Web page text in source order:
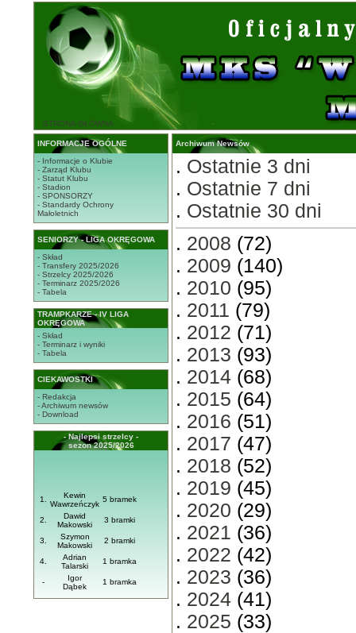
STRONA GŁÓWNA
INFORMACJE OGÓLNE
- Informacje o Klubie
- Zarząd Klubu
- Statut Klubu
- Stadion
- SPONSORZY
- Standardy Ochrony
Małoletnich
SENIORZY - LIGA OKRĘGOWA
- Skład
- Transfery 2025/2026
- Strzelcy 2025/2026
- Terminarz 2025/2026
- Tabela
TRAMPKARZE - IV LIGA
OKRĘGOWA
- Skład
- Terminarz i wyniki
- Tabela
CIEKAWOSTKI
- Redakcja
- Archiwum newsów
- Download
- Najlepsi strzelcy -
sezon 2025/2026
1.
Kewin
Wawrzeńczyk
5 bramek
2.
Dawid
Makowski
3 bramki
3.
Szymon
Makowski
2 bramki
4.
Adrian
Talarski
1 bramka
-
Igor
Dąbek
1 bramka
Archiwum Newsów
. Ostatnie 3 dni
. Ostatnie 7 dni
. Ostatnie 30 dni
. 2008 (72)
. 2009 (140)
. 2010 (95)
. 2011 (79)
. 2012 (71)
. 2013 (93)
. 2014 (68)
. 2015 (64)
. 2016 (51)
. 2017 (47)
. 2018 (52)
. 2019 (45)
. 2020 (29)
. 2021 (36)
. 2022 (42)
. 2023 (36)
. 2024 (41)
. 2025 (33)